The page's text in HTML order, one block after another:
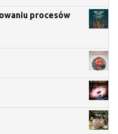
procesów